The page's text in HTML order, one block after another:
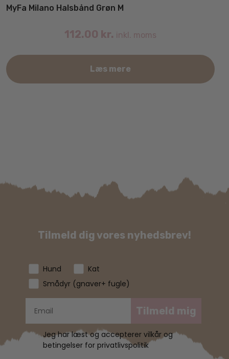
MyFa Milano Halsbånd Grøn M
112.00 kr. inkl. moms
Læs mere
Tilmeld dig vores nyhedsbrev!
Hund
Kat
Smådyr (gnaver+ fugle)
Tilmeld mig
Jeg har læst og accepterer vilkår og
betingelser for privatlivspolitik